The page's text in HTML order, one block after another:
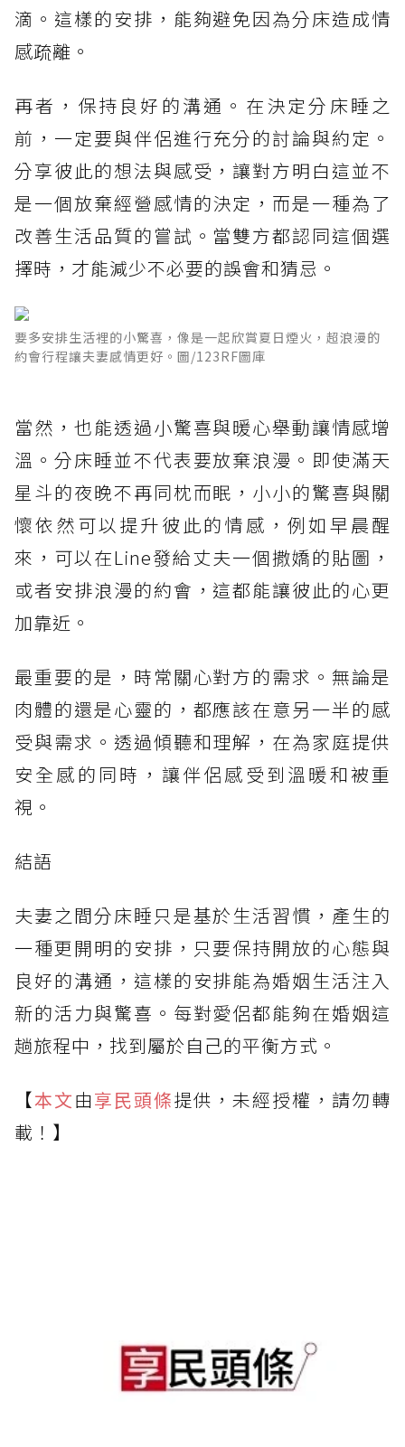
滴。這樣的安排，能夠避免因為分床造成情
感疏離。
再者，保持良好的溝通。在決定分床睡之
前，一定要與伴侶進行充分的討論與約定。
分享彼此的想法與感受，讓對方明白這並不
是一個放棄經營感情的決定，而是一種為了
改善生活品質的嘗試。當雙方都認同這個選
擇時，才能減少不必要的誤會和猜忌。
要多安排生活裡的小驚喜，像是一起欣賞夏日煙火，超浪漫的
約會行程讓夫妻感情更好。圖/123RF圖庫
當然，也能透過小驚喜與暖心舉動讓情感增
溫。分床睡並不代表要放棄浪漫。即使滿天
星斗的夜晚不再同枕而眠，小小的驚喜與關
懷依然可以提升彼此的情感，例如早晨醒
來，可以在Line發給丈夫一個撒嬌的貼圖，
或者安排浪漫的約會，這都能讓彼此的心更
加靠近。
最重要的是，時常關心對方的需求。無論是
肉體的還是心靈的，都應該在意另一半的感
受與需求。透過傾聽和理解，在為家庭提供
安全感的同時，讓伴侶感受到溫暖和被重
視。
結語
夫妻之間分床睡只是基於生活習慣，產生的
一種更開明的安排，只要保持開放的心態與
良好的溝通，這樣的安排能為婚姻生活注入
新的活力與驚喜。每對愛侶都能夠在婚姻這
趟旅程中，找到屬於自己的平衡方式。
【本文由享民頭條提供，未經授權，請勿轉
載！】